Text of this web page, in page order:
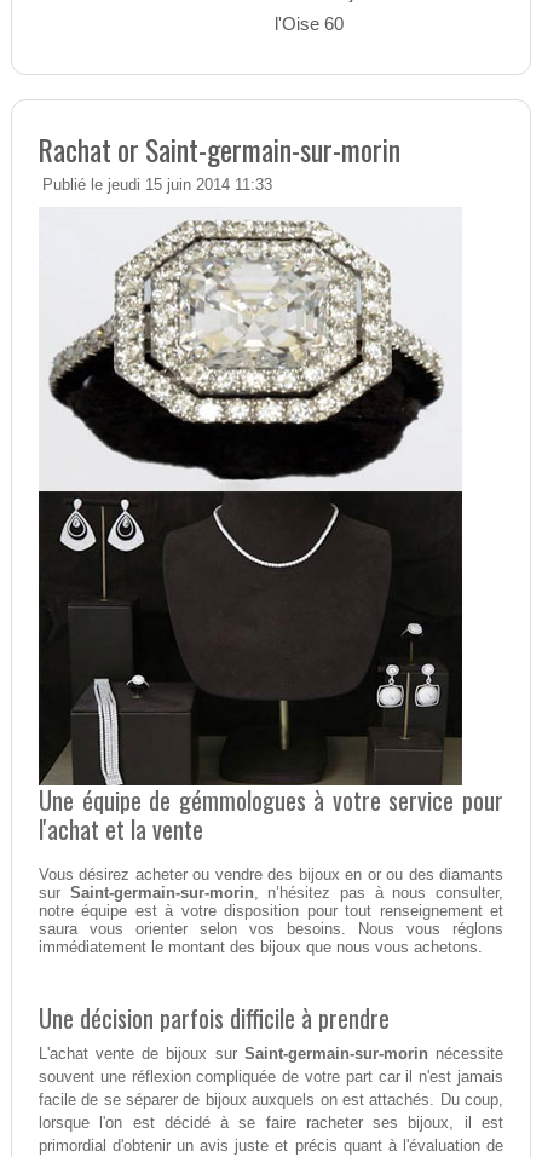
l'Oise 60
Rachat or Saint-germain-sur-morin
Publié le jeudi 15 juin 2014 11:33
Une équipe de gémmologues à votre service pour
l'achat et la vente
Vous désirez acheter ou vendre des bijoux en or ou des diamants
sur Saint-germain-sur-morin, n’hésitez pas à nous consulter,
notre équipe est à votre disposition pour tout renseignement et
saura vous orienter selon vos besoins. Nous vous réglons
immédiatement le montant des bijoux que nous vous achetons.
Une décision parfois difficile à prendre
L'achat vente de bijoux sur Saint-germain-sur-morin nécessite
souvent une réflexion compliquée de votre part car il n'est jamais
facile de se séparer de bijoux auxquels on est attachés. Du coup,
lorsque l'on est décidé à se faire racheter ses bijoux, il est
primordial d'obtenir un avis juste et précis quant à l'évaluation de